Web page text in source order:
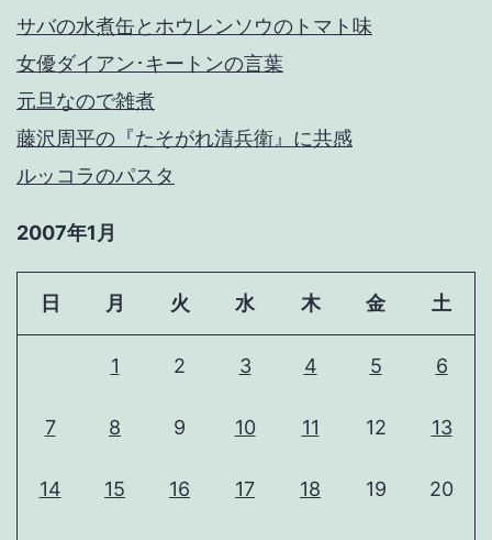
サバの水煮缶とホウレンソウのトマト味
女優ダイアン･キートンの言葉
元旦なので雑煮
藤沢周平の『たそがれ清兵衛』に共感
ルッコラのパスタ
2007年1月
日 月 火 水 木 金 土
1 2 3 4 5 6
7 8 9 10 11 12 13
14 15 16 17 18 19 20